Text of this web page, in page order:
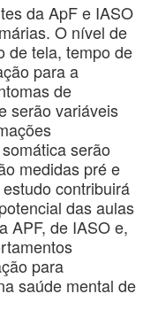
da ApF e IASO
O nível de
de tela, tempo de
para a
de
serão variáveis
serão
medidas pré e
contribuirá
das aulas
APF, de IASO e,
para
saúde mental de